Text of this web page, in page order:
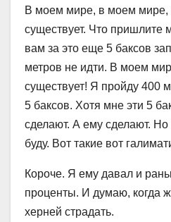
В моем мире, в моем мире,
существует. Что пришлите
вам за это еще 5 баксов
метров не идти. В моем
существует! Я пройду 400
5 баксов. Хотя мне эти 5
сделают. А ему сделают. Но
буду. Вот такие вот
Короче. Я ему давал и
проценты. И думаю, когда
херней страдать.